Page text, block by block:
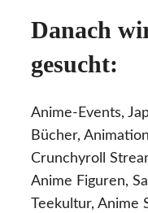
Danach
gesucht:
Anime-Events,
Bücher,
Crunchyroll
Anime Figuren,
Teekultur, Anime